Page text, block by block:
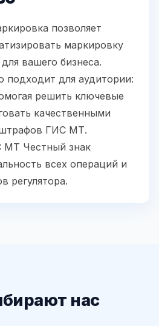
позволяет
маркировку
вашего бизнеса.
подходит для аудитории:
решить ключевые
качественными
ГИС МТ.
МТ Честный знак
всех операций и
регулятора.
нас